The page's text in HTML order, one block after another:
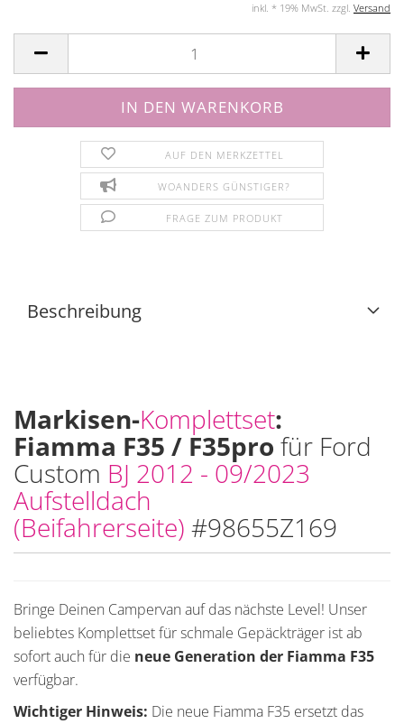
inkl. * 19% MwSt. zzgl. Versand
AUF DEN MERKZETTEL
WOANDERS GÜNSTIGER?
FRAGE ZUM PRODUKT
Beschreibung
Markisen-Komplettset:
Fiamma F35 / F35pro für Ford
Custom BJ 2012 - 09/2023
Aufstelldach
(Beifahrerseite) #98655Z169
Bringe Deinen Campervan auf das nächste Level! Unser
beliebtes Komplettset für schmale Gepäckträger ist ab
sofort auch für die neue Generation der Fiamma F35
verfügbar.
Wichtiger Hinweis: Die neue Fiamma F35 ersetzt das